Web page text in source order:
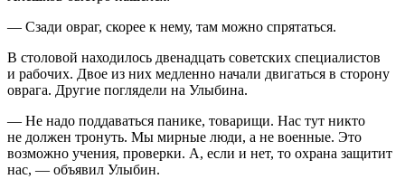
— Сзади овраг, скорее к нему, там можно спрятаться.
В столовой находилось двенадцать советских специалистов
и рабочих. Двое из них медленно начали двигаться в сторону
оврага. Другие поглядели на Улыбина.
— Не надо поддаваться панике, товарищи. Нас тут никто
не должен тронуть. Мы мирные люди, а не военные. Это
возможно учения, проверки. А, если и нет, то охрана защитит
нас, — объявил Улыбин.